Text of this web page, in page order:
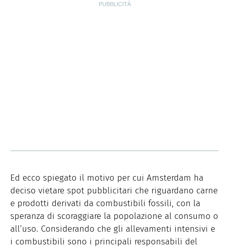
Ed ecco spiegato il motivo per cui Amsterdam ha
deciso vietare spot pubblicitari che riguardano carne
e prodotti derivati da combustibili fossili, con la
speranza di scoraggiare la popolazione al consumo o
all’uso. Considerando che gli allevamenti intensivi e
i combustibili sono i principali responsabili del